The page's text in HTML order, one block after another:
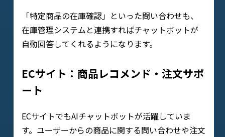
「特定商品の在庫確認」といった問い合わせも、
在庫管理システムと連携すればチャットボットが
自動回答してくれるようになります。
ECサイト：商品レコメンド・注文サポ
ート
ECサイトでもAIチャットボットが活躍していま
す。ユーザーからの商品に関する問い合わせや注文